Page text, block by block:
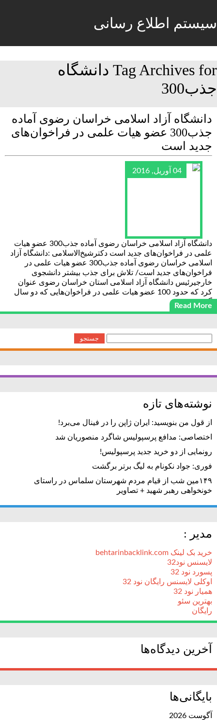
سیستم اطلاع رسانی
Tag Archives for دانشگاه
جذب300
دانشگاه آزاد اسلامی خراسان رضوی آماده
جذب300 عضو هیات علمی در فراخوان‌های
جدید است
04 آوریل, 2016
دانشگاه آزاد اسلامی خراسان رضوی آماده جذب300 عضو هیات
علمی در فراخوان‌های جدید است دکترشیخ‌الاسلامی :دانشگاه آزاد
اسلامی خراسان رضوی آماده جذب300 عضو هیات علمی در
فراخوان‌های جدید است/ تلاش برای جذب بیشتر دانشجوی
خارجیرئیس دانشگاه آزاد اسلامی استان خراسان رضوی عنوان
کرد که حدود 100 عضو هیات علمی در فراخوان‌هایی که دو سال
گذشته
Read More
برای:
نوشته‌های تازه
از قول من بنویسید: ایران ژاپن را در فینال می‌برد!
اختصاصی: مدافع پرسپولیس شاگرد منصوریان شد
رونمایی از دو خرید جدید پرسپولیس!
فوری: جواد نکونام به لیگ برتر برگشت
۱۴۹مین شب از قیام مردم شهرستان سلماس در راستای
خونخواهی رهبر شهید + تصاویر
مدیر :
خرید بک لینک behtarinbacklink.com
لایسنس نود32
پسورد نود 32
اوکلی لایسنس رایگان نود 32
همیار نود 32
بهترین سئو
رایگان
آخرین دیدگاه‌ها
بایگانی‌ها
آگوست 2026